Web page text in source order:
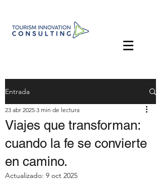
Entrada
Viajes que transforman:
cuando la fe se convierte
en camino.
23 abr 2025 3 min de lectura
Actualizado: 9 oct 2025